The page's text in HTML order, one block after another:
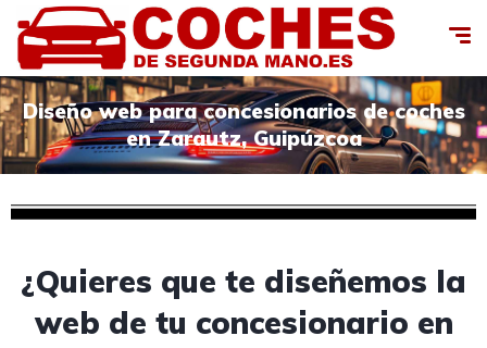
Diseño web para concesionarios de coches
en Zarautz, Guipúzcoa
¿Quieres que te diseñemos la
web de tu concesionario en